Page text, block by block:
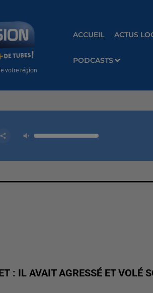
votre région
ACCUEIL ACTUS
PODCASTS
: IL AVAIT AGRESSÉ ET VOLÉ